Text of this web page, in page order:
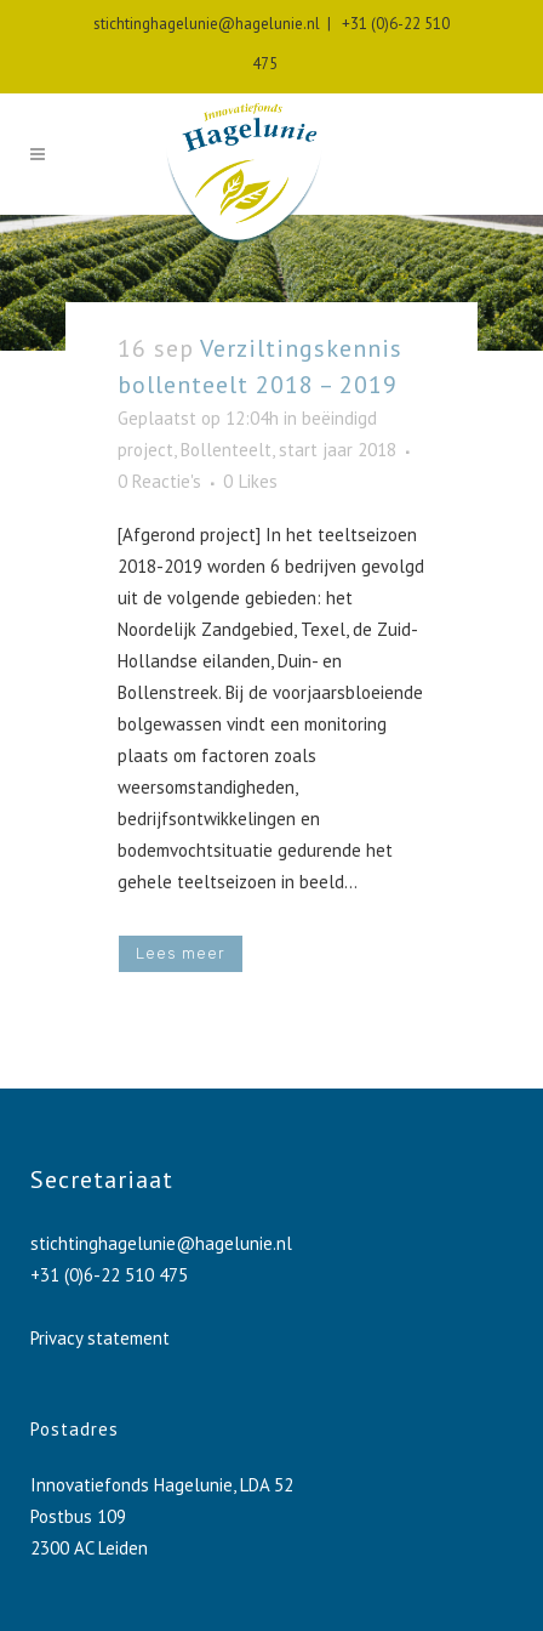
stichtinghagelunie@hagelunie.nl | +31 (0)6-22 510
475
16 sep Verziltingskennis
bollenteelt 2018 – 2019
Geplaatst op 12:04h in beëindigd
project, Bollenteelt, start jaar 2018
0 Reactie's
0 Likes
[Afgerond project] In het teeltseizoen
2018-2019 worden 6 bedrijven gevolgd
uit de volgende gebieden: het
Noordelijk Zandgebied, Texel, de Zuid-
Hollandse eilanden, Duin- en
Bollenstreek. Bij de voorjaarsbloeiende
bolgewassen vindt een monitoring
plaats om factoren zoals
weersomstandigheden,
bedrijfsontwikkelingen en
bodemvochtsituatie gedurende het
gehele teeltseizoen in beeld...
Lees meer
Secretariaat
stichtinghagelunie@hagelunie.nl
+31 (0)6-22 510 475
Privacy statement
Postadres
Innovatiefonds Hagelunie, LDA 52
Postbus 109
2300 AC Leiden